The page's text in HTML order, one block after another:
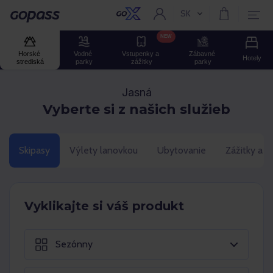
Gopass Aktuální jazyk:
SK
Horské
strediská
Vodné
parky
Vstupenky a
zážitky
NEW
Zábavné
parky
Hotely
Jasná
Vyberte si z našich služieb
Skipasy Výlety lanovkou Ubytovanie Zážitky a
Vyklikajte si váš produkt
Sezónny